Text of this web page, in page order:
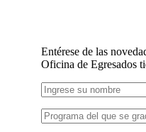
Entérese de las
Oficina de Egresados